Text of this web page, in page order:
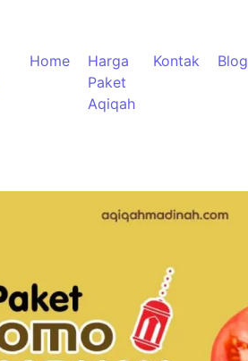
Home
Harga
Paket
Aqiqah
Kontak Blog